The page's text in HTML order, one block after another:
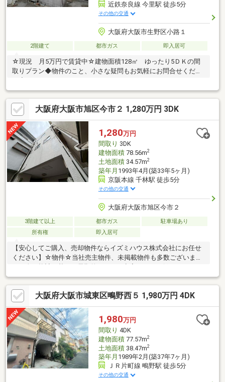
近鉄奈良線 今里駅 徒歩5分
その他の交通
大阪府大阪市生野区小路１
2階建て 都市ガス 即入居可
☆現況 月5万円で賃貸中☆建物面積128㎡ ゆったり5ＤＫの間
取りプラン◆物件のこと、小さな疑問もお気軽にお問合せくださ
大阪府大阪市旭区今市２ 1,280万円 3DK
1,280万円
間取り 3DK
建物面積78.56m2
土地面積34.57m2
築年月 1993年4月(築33年5ヶ月)
京阪本線 千林駅 徒歩5分
その他の交通
大阪府大阪市旭区今市２
3階建て以上 都市ガス
駐車場あり
所有権
即入居可
【安心してご購入、売却物件ならイズミハウス株式会社にお任せ
ください】☆物件☆当社売主物件、未掲載物件も多数ございま
す。人口統計を基に、長期的にみても空室リスクの低いエリアに
特化しております。☆無料相談☆不動産投資をご検討されるにあ
たってお客様にどんなメリットがあるか、また、疑問点、ご不安
点などに対し丁寧にご説明致します。さらに、ご購入時のご資金
計画、ローン、節税対策についてもご説明致します。☆アフター
ケア☆ご購入後のアフターケアも当社にお任せ下さい。不動産全
般に関わるご相談も当社スタッフが分かりやすくご説明、ご対応
致します。◇まずはお気軽にお問い合わせ下さい◇
大阪府大阪市城東区鴫野西５ 1,980万円 4DK
1,980万円
間取り 4DK
建物面積77.57m2
土地面積38.47m2
築年月 1989年2月(築37年7ヶ月)
ＪＲ片町線 鴫野駅 徒歩5分
その他の交通